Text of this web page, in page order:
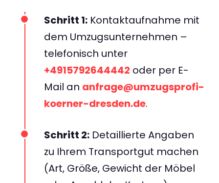
Schritt 1: Kontaktaufnahme mit
dem Umzugsunternehmen –
telefonisch unter
+4915792644442 oder per E-
Mail an anfrage@umzugsprofi-
koerner-dresden.de.
Schritt 2: Detaillierte Angaben
zu Ihrem Transportgut machen
(Art, Größe, Gewicht der Möbel